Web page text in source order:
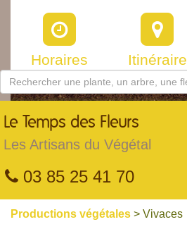
Horaires Itinéraire
Le Temps des Fleurs
Les Artisans du Végétal
03 85 25 41 70
Productions végétales > Vivaces